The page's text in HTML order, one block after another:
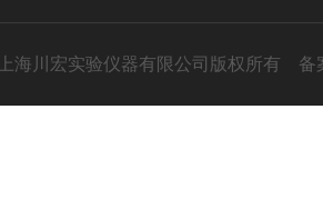
海川宏实验仪器有限公司版权所有 备